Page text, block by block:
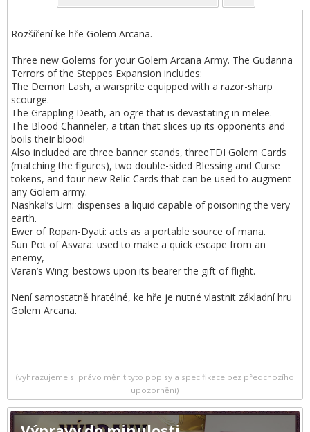
Rozšíření ke hře Golem Arcana.
Three new Golems for your Golem Arcana Army. The Gudanna
Terrors of the Steppes Expansion includes:
The Demon Lash, a warsprite equipped with a razor-sharp
scourge.
The Grappling Death, an ogre that is devastating in melee.
The Blood Channeler, a titan that slices up its opponents and
boils their blood!
Also included are three banner stands, threeTDI Golem Cards
(matching the figures), two double-sided Blessing and Curse
tokens, and four new Relic Cards that can be used to augment
any Golem army.
Nashkal’s Urn: dispenses a liquid capable of poisoning the very
earth.
Ewer of Ropan-Dyati: acts as a portable source of mana.
Sun Pot of Asvara: used to make a quick escape from an
enemy,
Varan’s Wing: bestows upon its bearer the gift of flight.
Není samostatně hratélné, ke hře je nutné vlastnit základní hru
Golem Arcana.
(vyhrazujeme si právo měnit tyto popisy a specifikace bez předchozího
upozornění)